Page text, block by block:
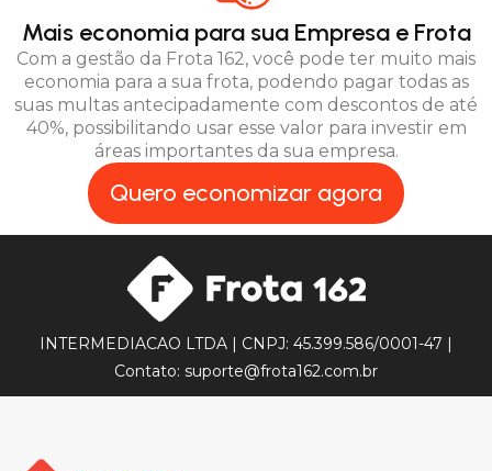
Mais economia para sua Empresa e Frota
Com a gestão da Frota 162, você pode ter muito mais
economia para a sua frota, podendo pagar todas as
suas multas antecipadamente com descontos de até
40%, possibilitando usar esse valor para investir em
áreas importantes da sua empresa.
Quero economizar agora
INTERMEDIACAO LTDA | CNPJ: 45.399.586/0001-47 |
Contato: suporte@frota162.com.br